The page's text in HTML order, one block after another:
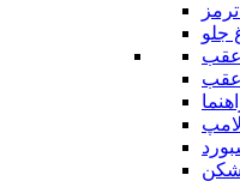
جلو
عقب
شکن